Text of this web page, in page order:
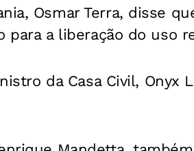
Osmar Terra, disse
a liberação do uso
da Casa Civil, Onyx